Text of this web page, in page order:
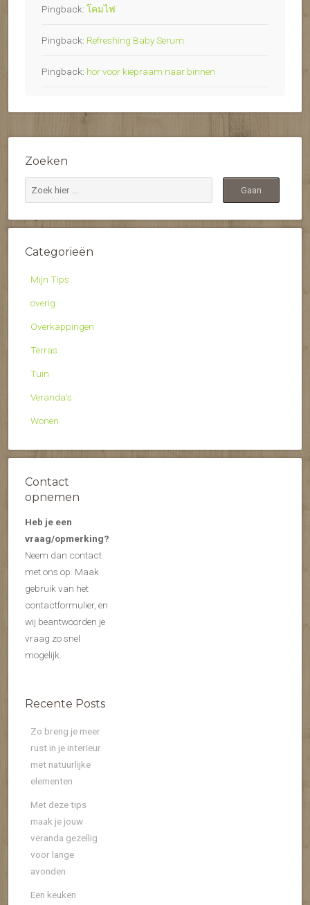
Pingback: โคมไฟ
Pingback: Refreshing Baby Serum
Pingback: hor voor kiepraam naar binnen
Zoeken
Categorieën
Mijn Tips
overig
Overkappingen
Terras
Tuin
Veranda's
Wonen
Contact
opnemen
Heb je een
vraag/opmerking?
Neem dan contact
met ons op. Maak
gebruik van het
contactformulier, en
wij beantwoorden je
vraag zo snel
mogelijk.
Recente Posts
Zo breng je meer
rust in je interieur
met natuurlijke
elementen
Met deze tips
maak je jouw
veranda gezellig
voor lange
avonden
Een keuken